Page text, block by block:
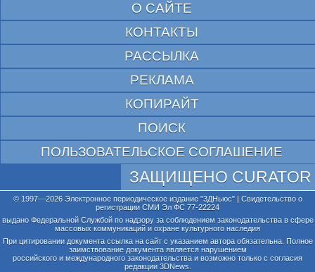
О САЙТЕ
КОНТАКТЫ
РАССЫЛКА
РЕКЛАМА
КОПИРАЙТ
ПОИСК
ПОЛЬЗОВАТЕЛЬСКОЕ СОГЛАШЕНИЕ
ЗАЩИЩЕНО CURATOR
© 1997—2026 Электронное периодическое издание "3ДНьюс" | Свидетельство о
регистрации СМИ Эл ФС 77-22224
выдано Федеральной Службой по надзору за соблюдением законодательства в сфере
массовых коммуникаций и охране культурного наследия
При цитировании документа ссылка на сайт с указанием автора обязательна. Полное
заимствование документа является нарушением
российского и международного законодательства и возможно только с согласия
редакции 3DNews.